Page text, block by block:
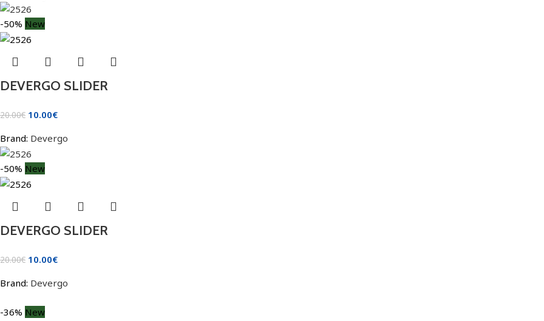
-50% New
DEVERGO SLIDER
20.00€ 10.00€
Brand: Devergo
-50% New
DEVERGO SLIDER
20.00€ 10.00€
Brand: Devergo
-36% New